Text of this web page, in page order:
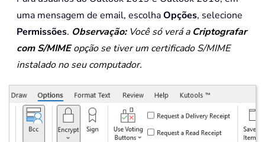
uma mensagem de email, escolhaOpções, selecione
Permissões. Observação:Você só verá a Criptografar
com S/MIMEopção se tiver um certificado S/MIME
instalado no seu computador.